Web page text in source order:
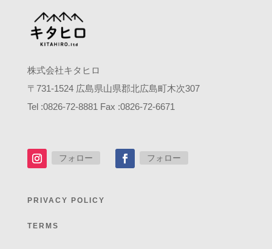
株式会社キタヒロ
〒 731-1524 広島県山県郡北広島町木次307
Tel :0826-72-8881 Fax :0826-72-6671
フォロー フォロー
PRIVACY POLICY
TERMS